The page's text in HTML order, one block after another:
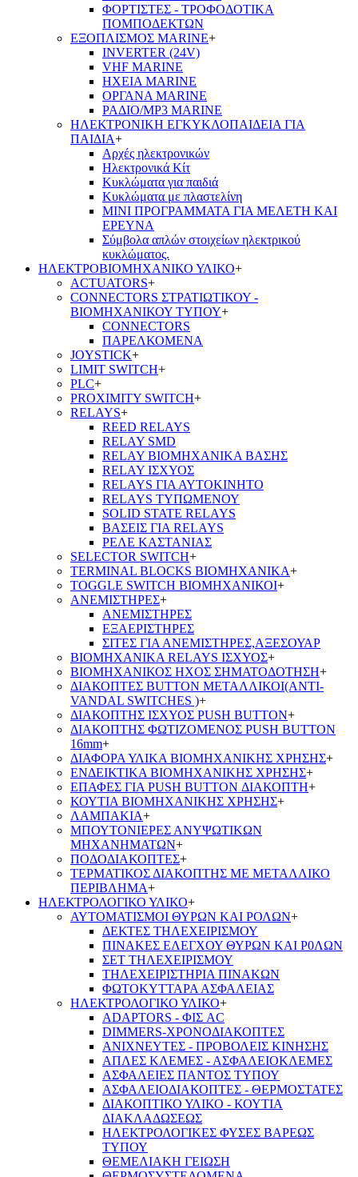
ΦΟΡΤΙΣΤΕΣ - ΤΡΟΦΟΔΟΤΙΚΑ
ΠΟΜΠΟΔΕΚΤΩΝ
ΕΞΟΠΛΙΣΜΟΣ MARINE+
INVERTER (24V)
VHF MARINE
ΗΧΕΙΑ MARINE
ΟΡΓΑΝΑ MARINE
ΡΑΔΙΟ/MP3 MARINE
ΗΛΕΚΤΡΟΝΙΚΗ ΕΓΚΥΚΛΟΠΑΙΔΕΙΑ ΓΙΑ
ΠΑΙΔΙΑ+
Αρχές ηλεκτρονικών
Ηλεκτρονικά Κίτ
Κυκλώματα για παιδιά
Κυκλώματα με πλαστελίνη
ΜΙΝΙ ΠΡΟΓΡΑΜΜΑΤΑ ΓΙΑ ΜΕΛΕΤΗ ΚΑΙ
ΕΡΕΥΝΑ
Σύμβολα απλών στοιχείων ηλεκτρικού
κυκλώματος.
ΗΛΕΚΤΡΟΒΙΟΜΗΧΑΝΙΚΟ ΥΛΙΚΟ+
ACTUATORS+
CONNECTORS ΣΤΡΑΤΙΩΤΙΚΟΥ -
ΒΙΟΜΗΧΑΝΙΚΟΥ ΤΥΠΟΥ+
CONNECTORS
ΠΑΡΕΛΚΟΜΕΝΑ
JOYSTICK+
LIMIT SWITCH+
PLC+
PROXIMITY SWITCH+
RELAYS+
REED RELAYS
RELAY SMD
RELAY ΒΙΟΜΗΧΑΝΙΚΑ ΒΑΣΗΣ
RELAY ΙΣΧΥΟΣ
RELAYS ΓΙΑ ΑΥΤΟΚΙΝΗΤΟ
RELAYS ΤΥΠΩΜΕΝΟΥ
SOLID STATE RELAYS
ΒΑΣΕΙΣ ΓΙΑ RELAYS
ΡΕΛΕ ΚΑΣΤΑΝΙΑΣ
SELECTOR SWITCH+
TERMINAL BLOCKS ΒΙΟΜΗΧΑΝΙΚΑ+
TOGGLE SWITCH ΒΙΟΜΗΧΑΝΙΚΟΙ+
ΑΝΕΜΙΣΤΗΡΕΣ+
ΑΝΕΜΙΣΤΗΡΕΣ
ΕΞΑΕΡΙΣΤΗΡΕΣ
ΣΙΤΕΣ ΓΙΑ ΑΝΕΜΙΣΤΗΡΕΣ,ΑΞΕΣΟΥΑΡ
ΒΙΟΜΗΧΑΝΙΚΑ RELAYS ΙΣΧΥΟΣ+
ΒΙΟΜΗΧΑΝΙΚΟΣ ΗΧΟΣ ΣΗΜΑΤΟΔΟΤΗΣΗ+
ΔΙΑΚΟΠΤΕΣ BUTTON ΜΕΤΑΛΛΙΚΟΙ(ANTI-
VANDAL SWITCHES )+
ΔΙΑΚΟΠΤΗΣ ΙΣΧΥΟΣ PUSH BUTTON+
ΔΙΑΚΟΠΤΗΣ ΦΩΤΙΖΟΜΕΝΟΣ PUSH BUTTON
16mm+
ΔΙΑΦΟΡΑ ΥΛΙΚΑ ΒΙΟΜΗΧΑΝΙΚΗΣ ΧΡΗΣΗΣ+
ΕΝΔΕΙΚΤΙΚΑ ΒΙΟΜΗΧΑΝΙΚΗΣ ΧΡΗΣΗΣ+
ΕΠΑΦΕΣ ΓΙΑ PUSH BUTTON ΔΙΑΚΟΠΤΗ+
ΚΟΥΤΙΑ ΒΙΟΜΗΧΑΝΙΚΗΣ ΧΡΗΣΗΣ+
ΛΑΜΠΑΚΙΑ+
ΜΠΟΥΤΟΝΙΕΡΕΣ ΑΝΥΨΩΤΙΚΩΝ
ΜΗΧΑΝΗΜΑΤΩΝ+
ΠΟΔΟΔΙΑΚΟΠΤΕΣ+
ΤΕΡΜΑΤΙΚΟΣ ΔΙΑΚΟΠΤΗΣ ΜΕ ΜΕΤΑΛΛΙΚΟ
ΠΕΡΙΒΛΗΜΑ+
ΗΛΕΚΤΡΟΛΟΓΙΚΟ ΥΛΙΚΟ+
ΑΥΤΟΜΑΤΙΣΜΟΙ ΘΥΡΩΝ ΚΑΙ ΡΟΛΩΝ+
ΔΕΚΤΕΣ ΤΗΛΕΧΕΙΡΙΣΜΟΥ
ΠΙΝΑΚΕΣ ΕΛΕΓΧΟΥ ΘΥΡΩΝ ΚΑΙ Ρ0ΛΩΝ
ΣΕΤ ΤΗΛΕΧΕΙΡΙΣΜΟΥ
ΤΗΛΕΧΕΙΡΙΣΤΗΡΙΑ ΠΙΝΑΚΩΝ
ΦΩΤΟΚΥΤΤΑΡΑ ΑΣΦΑΛΕΙΑΣ
ΗΛΕΚΤΡΟΛΟΓΙΚΟ ΥΛΙΚΟ+
ADAPTORS - ΦΙΣ AC
DIMMERS-ΧΡΟΝΟΔΙΑΚΟΠΤΕΣ
ΑΝΙΧΝΕΥΤΕΣ - ΠΡΟΒΟΛΕΙΣ ΚΙΝΗΣΗΣ
ΑΠΛΕΣ ΚΛΕΜΕΣ - ΑΣΦΑΛΕΙΟΚΛΕΜΕΣ
ΑΣΦΑΛΕΙΕΣ ΠΑΝΤΟΣ ΤΥΠΟΥ
ΑΣΦΑΛΕΙΟΔΙΑΚΟΠΤΕΣ - ΘΕΡΜΟΣΤΑΤΕΣ
ΔΙΑΚΟΠΤΙΚΟ ΥΛΙΚΟ - ΚΟΥΤΙΑ
ΔΙΑΚΛΑΔΩΣΕΩΣ
ΗΛΕΚΤΡΟΛΟΓΙΚΕΣ ΦΥΣΕΣ ΒΑΡΕΩΣ
ΤΥΠΟΥ
ΘΕΜΕΛΙΑΚΗ ΓΕΙΩΣΗ